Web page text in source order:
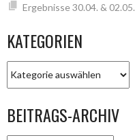
Ergebnisse 30.04. & 02.05.
KATEGORIEN
BEITRAGS-ARCHIV